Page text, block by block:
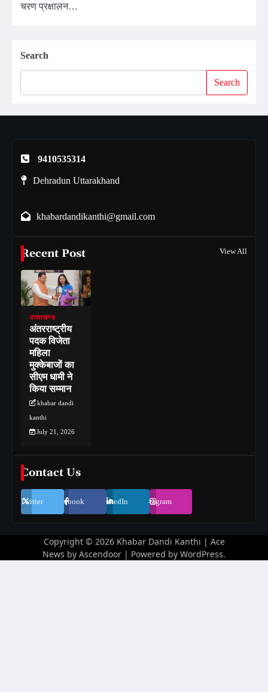
चरण प्रक्षालन…
Search
Search
9410535314
Dehradun Uttarakhand
khabardandikanthi@gmail.com
Recent Post View All
उत्तराखण्ड
अंतरराष्ट्रीय
पदक विजेता
महिला
मुक्केबाजों का
सीएम धामी ने
किया सम्मान
khabar dandi
kanthi
July 21, 2026
Contact Us
Twitter Facebook LinkedIn Instagram
Copyright © 2026 Khabar Dandi Kanthi | Ace
News by Ascendoor | Powered by WordPress.